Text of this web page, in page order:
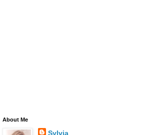
About Me
Sylvia